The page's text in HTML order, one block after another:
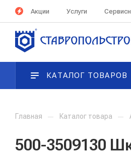
Акции Услуги
КАТАЛОГ ТОВАРОВ
Главная — Каталог товара —
500-3509130